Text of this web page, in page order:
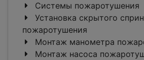
Системы пожаротушения
Установка скрытого
пожаротушения
Монтаж манометра
Монтаж насоса